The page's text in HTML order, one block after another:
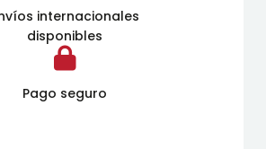
internacionales
disponibles
Pago seguro